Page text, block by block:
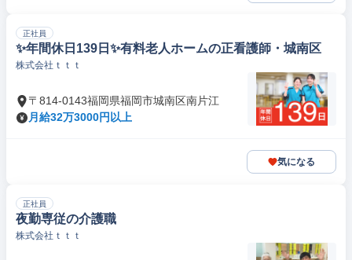
正社員
✨年間休日139日✨有料老人ホームの正看護師・城南区
株式会社ｔｔｔ
〒814-0143福岡県福岡市城南区南片江
月給32万3000円以上
気になる
正社員
夜勤専従の介護職
株式会社ｔｔｔ